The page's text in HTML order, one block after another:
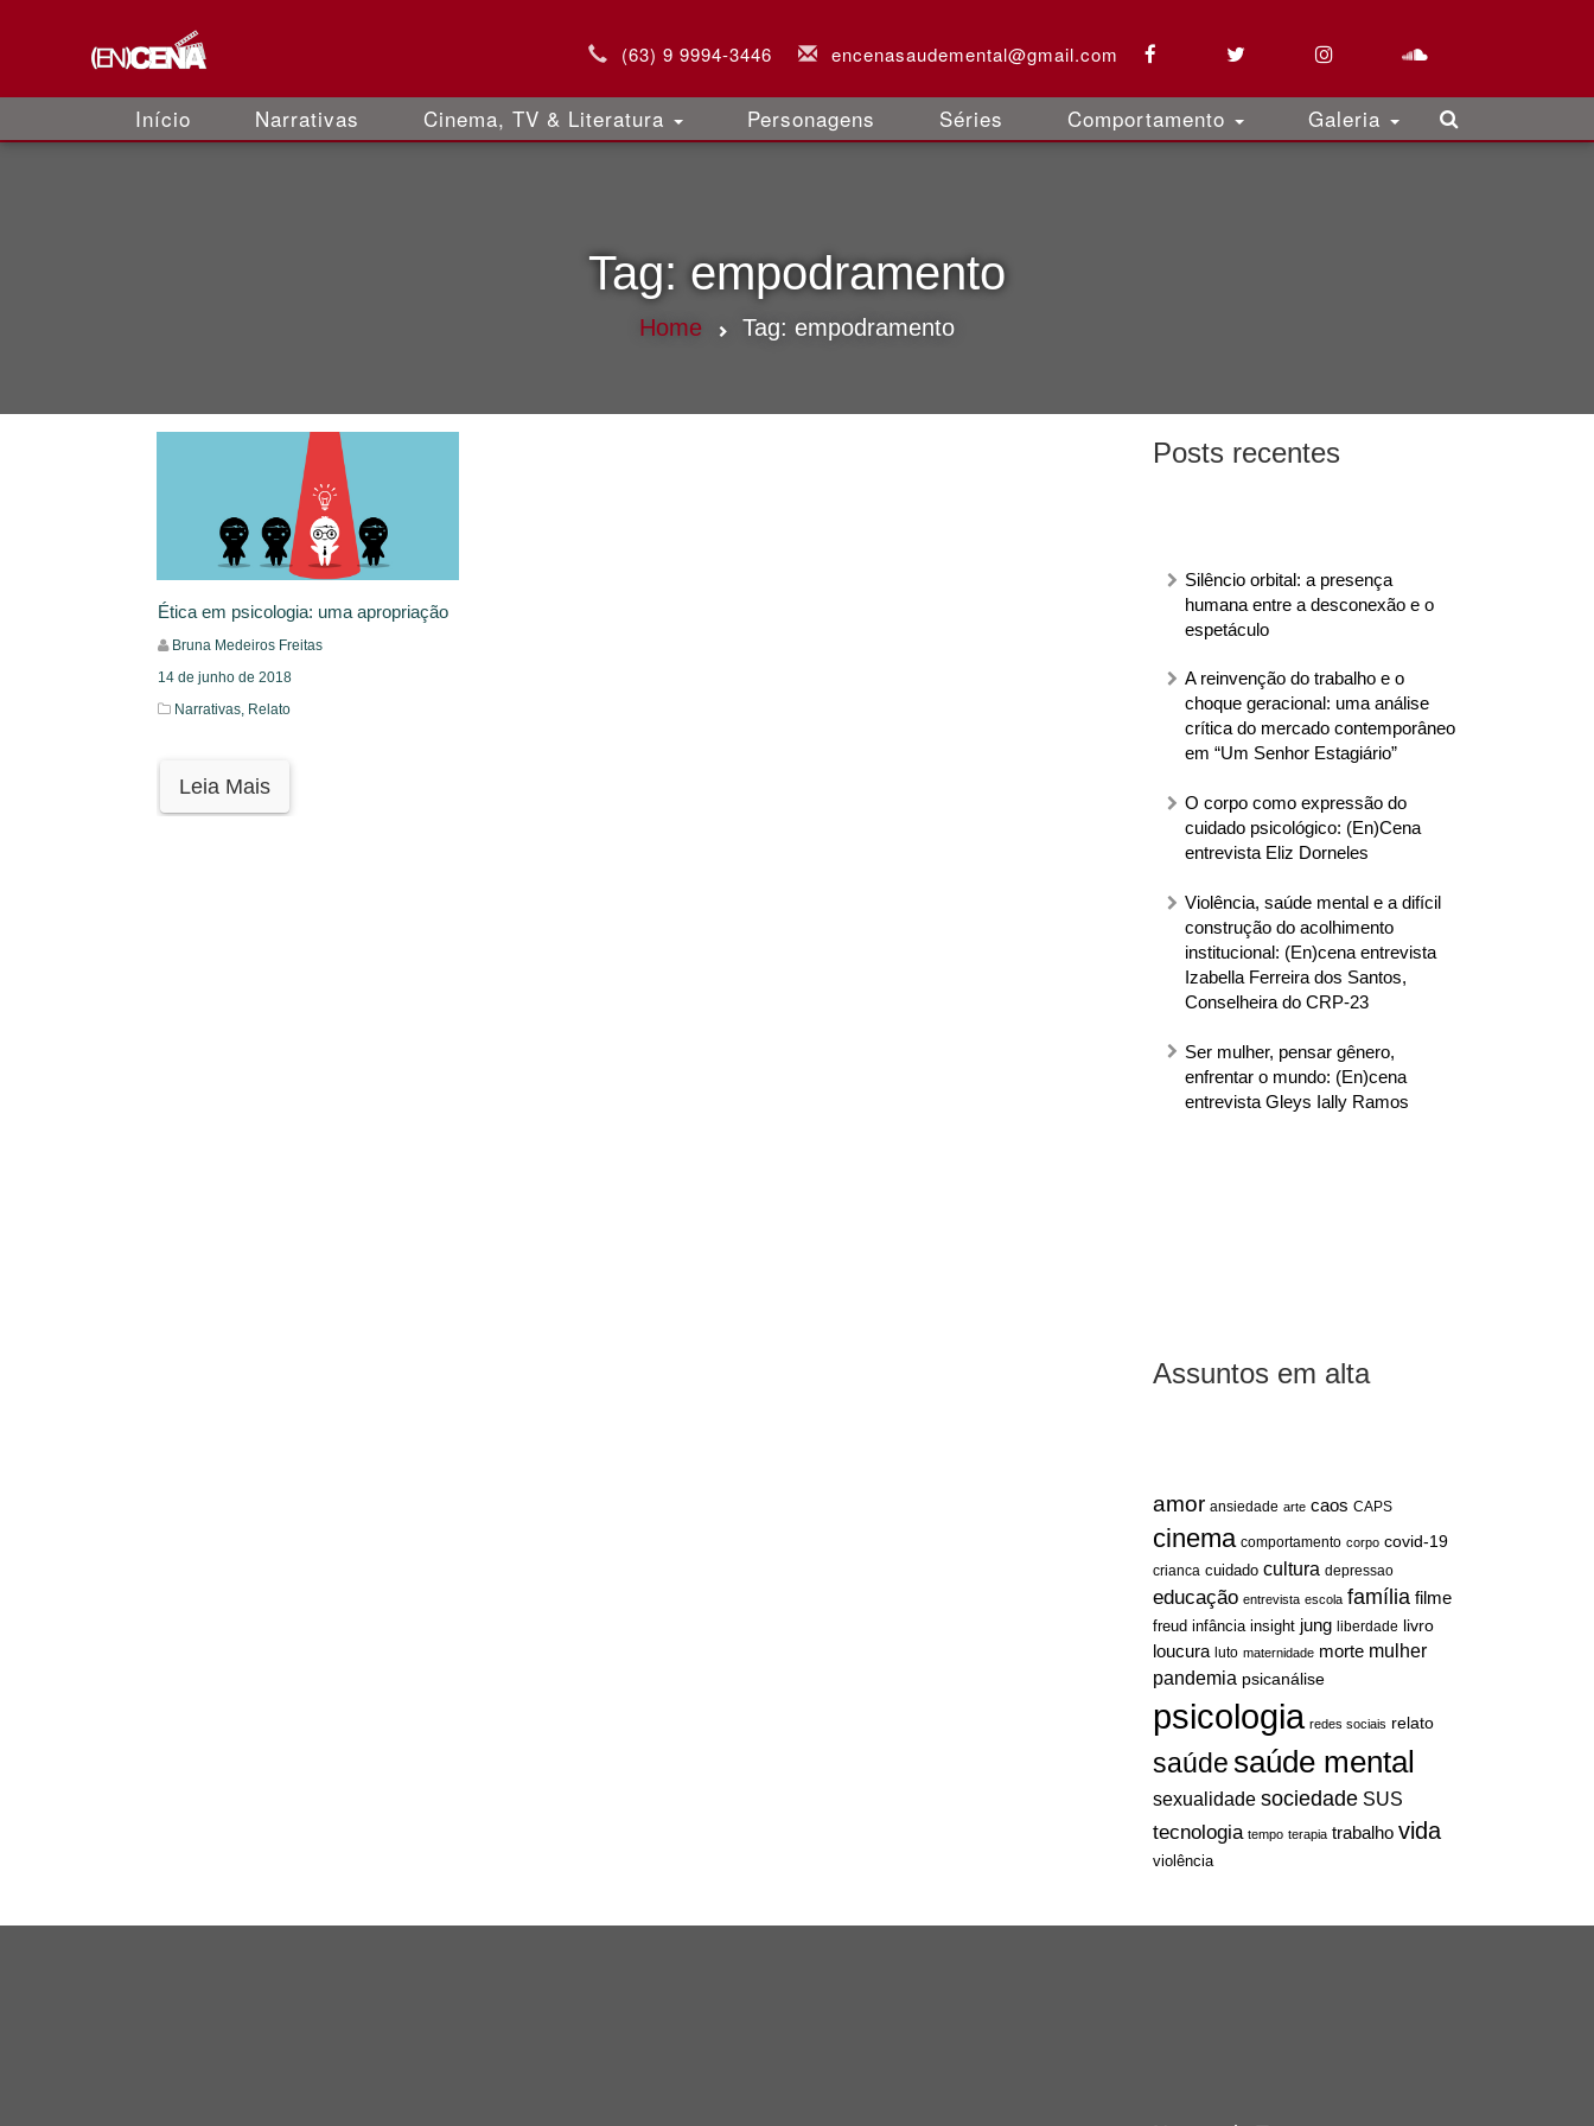
(63) 9 9994-3446 encenasaudemental@gmail.com
Início Narrativas Cinema, TV & Literatura Personagens Séries Comportamento Galeria
Tag: empodramento
Home Tag: empodramento
Posts recentes
Silêncio orbital: a presença
humana entre a desconexão e o
espetáculo
A reinvenção do trabalho e o
choque geracional: uma análise
crítica do mercado contemporâneo
em “Um Senhor Estagiário”
O corpo como expressão do
cuidado psicológico: (En)Cena
entrevista Eliz Dorneles
Violência, saúde mental e a difícil
construção do acolhimento
institucional: (En)cena entrevista
Izabella Ferreira dos Santos,
Conselheira do CRP-23
Ser mulher, pensar gênero,
enfrentar o mundo: (En)cena
entrevista Gleys Ially Ramos
Assuntos em alta
amor ansiedade arte caos CAPS
cinema comportamento corpo covid-19
crianca cuidado cultura depressao
educação entrevista escola família filme
freud infância insight jung liberdade livro
loucura luto maternidade morte mulher
pandemia psicanálise
psicologia redes sociais relato
saúdesaúde mental
sexualidade sociedade SUS
tecnologia tempo terapia trabalho vida
violência
Ética em psicologia: uma apropriação
Bruna Medeiros Freitas
14 de junho de 2018
Narrativas, Relato
Leia Mais